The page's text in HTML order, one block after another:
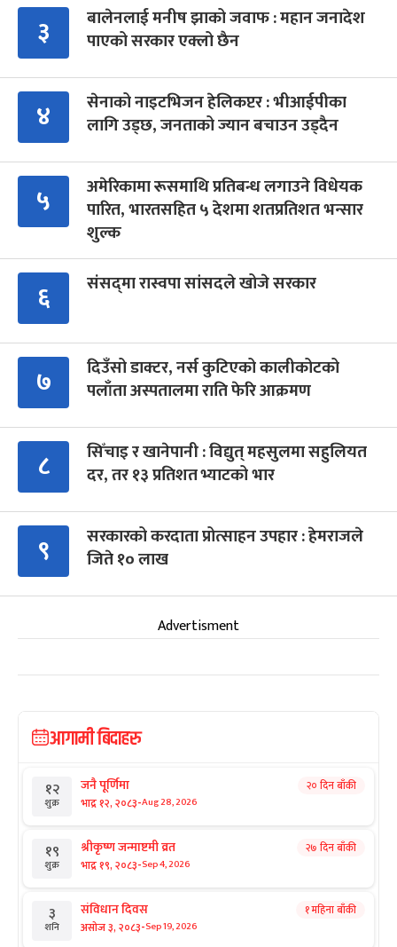
३
बालेनलाई मनीष झाको जवाफ : महान जनादेश
पाएको सरकार एक्लो छैन
४
सेनाको नाइटभिजन हेलिकप्टर : भीआईपीका
लागि उड्छ, जनताको ज्यान बचाउन उड्दैन
५
अमेरिकामा रूसमाथि प्रतिबन्ध लगाउने विधेयक
पारित, भारतसहित ५ देशमा शतप्रतिशत भन्सार
शुल्क
६ संसद्‍मा रास्वपा सांसदले खोजे सरकार
७
दिउँसो डाक्टर, नर्स कुटिएको कालीकोटको
पलाँता अस्पतालमा राति फेरि आक्रमण
८
सिँचाइ र खानेपानी : विद्युत् महसुलमा सहुलियत
दर, तर १३ प्रतिशत भ्याटको भार
९
सरकारको करदाता प्रोत्साहन उपहार : हेमराजले
जिते १० लाख
Advertisment
आगामी बिदाहरु
१२
शुक्र
जनै पूर्णिमा
भाद्र १२, २०८३-Aug 28, 2026
२० दिन बाँकी
१९
शुक्र
श्रीकृष्ण जन्माष्टमी व्रत
भाद्र १९, २०८३-Sep 4, 2026
२७ दिन बाँकी
३
शनि
संविधान दिवस
असोज ३, २०८३-Sep 19, 2026
१ महिना बाँकी